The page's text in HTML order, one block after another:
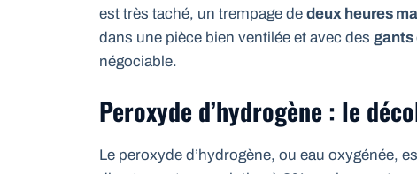
est très taché, un trempage de deux heures
dans une pièce bien ventilée et avec des gants
négociable.
Peroxyde d’hydrogène : le
Le peroxyde d’hydrogène, ou eau oxygénée,